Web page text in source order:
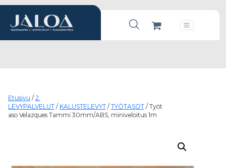
Products search
Päävalikko
Etusivu / 2.
LEVYPALVELUT/ KALUSTELEVYT/ TYÖTASOT/ Työt
aso Velazques Tammi 30mm/ABS, miniveloitus 1m